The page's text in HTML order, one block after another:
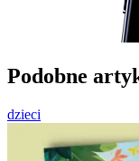
Podobne
dzieci